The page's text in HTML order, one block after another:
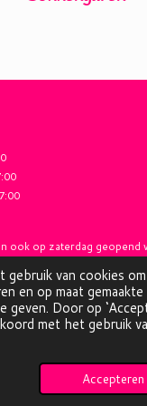
gebruik van cookies
en op maat gemaakte
Door op
met het gebruik
Accepteren
ook op zaterdag geopend
Algemene voorwaarden
Garenhuis